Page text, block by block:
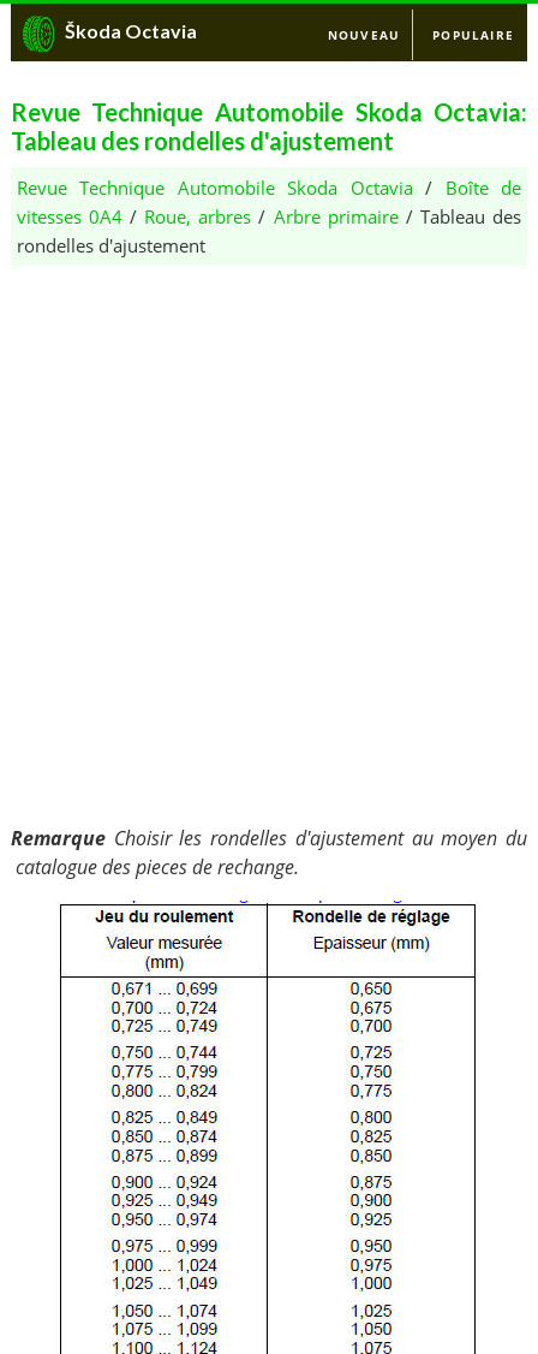
Škoda Octavia NOUVEAU POPULAIRE
Revue Technique Automobile Skoda Octavia:
Tableau des rondelles d'ajustement
Revue Technique Automobile Skoda Octavia/ Boîte de
vitesses 0A4 / Roue, arbres / Arbre primaire/ Tableau des
rondelles d'ajustement
RemarqueChoisir les rondelles d'ajustement au moyen du
catalogue des pieces de rechange.